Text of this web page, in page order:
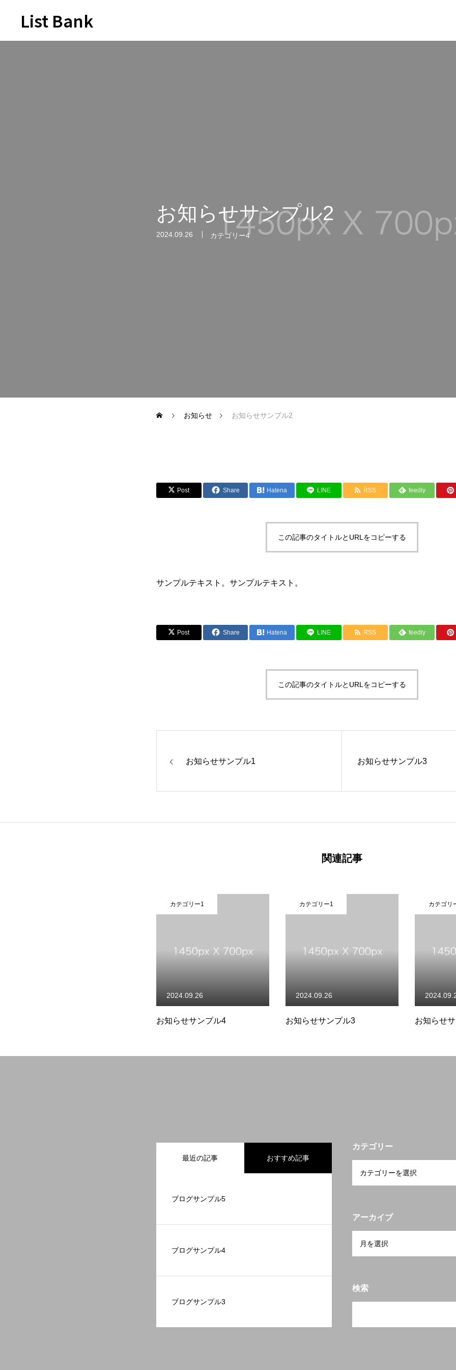
List Bank
お知らせサンプル2
2024.09.26 カテゴリー4
お知らせ お知らせサンプル2
Post Share Hatena LINE RSS feedly
この記事のタイトルとURLをコピーする
サンプルテキスト。サンプルテキスト。
Post Share Hatena LINE RSS feedly
この記事のタイトルとURLをコピーする
お知らせサンプル1 お知らせサンプル3
関連記事
カテゴリー1
お知らせサンプル4
2024.09.26
カテゴリー1
お知らせサンプル3
2024.09.26
カテゴリ
お知らせ
最近の記事 おすすめ記事
ブログサンプル5
ブログサンプル4
ブログサンプル3
カテゴリー
アーカイブ
検索